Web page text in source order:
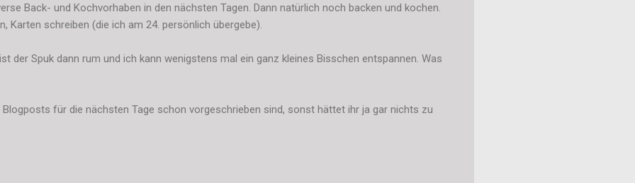
Back- und Kochvorhaben in den nächsten Tagen. Dann natürlich noch backen und kochen.
Karten schreiben (die ich am 24. persönlich übergebe).
der Spuk dann rum und ich kann wenigstens mal ein ganz kleines Bisschen entspannen. Was
Blogposts für die nächsten Tage schon vorgeschrieben sind, sonst hättet ihr ja gar nichts zu